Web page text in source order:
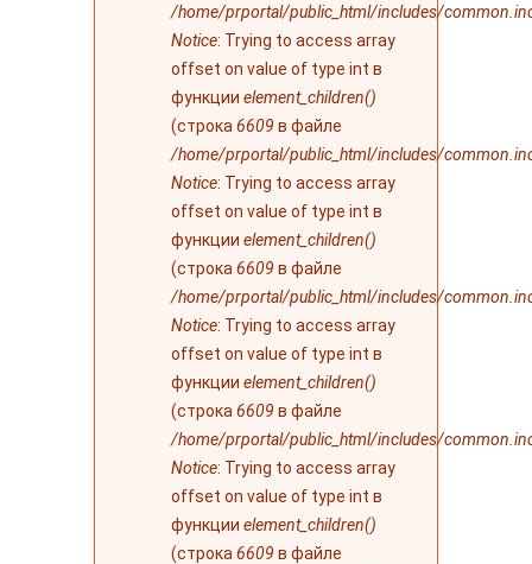
/home/prportal/public_html/includes/
Notice: Trying to access array
offset on value of type int в
функции element_children()
(строка 6609 в файле
/home/prportal/public_html/includes/
Notice: Trying to access array
offset on value of type int в
функции element_children()
(строка 6609 в файле
/home/prportal/public_html/includes/
Notice: Trying to access array
offset on value of type int в
функции element_children()
(строка 6609 в файле
/home/prportal/public_html/includes/
Notice: Trying to access array
offset on value of type int в
функции element_children()
(строка 6609 в файле